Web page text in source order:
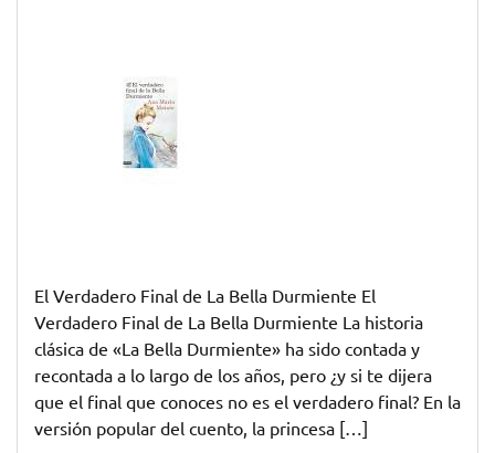
de
La
Bella
Durmiente
El Verdadero Final de La Bella Durmiente El
Verdadero Final de La Bella Durmiente La historia
clásica de «La Bella Durmiente» ha sido contada y
recontada a lo largo de los años, pero ¿y si te dijera
que el final que conoces no es el verdadero final? En la
versión popular del cuento, la princesa […]